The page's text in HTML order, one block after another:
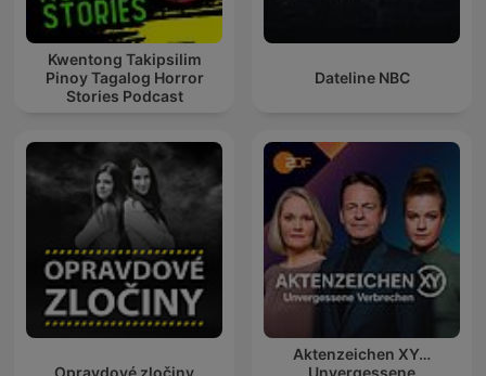
Kwentong Takipsilim
Pinoy Tagalog Horror
Stories Podcast
Dateline NBC
Aktenzeichen XY…